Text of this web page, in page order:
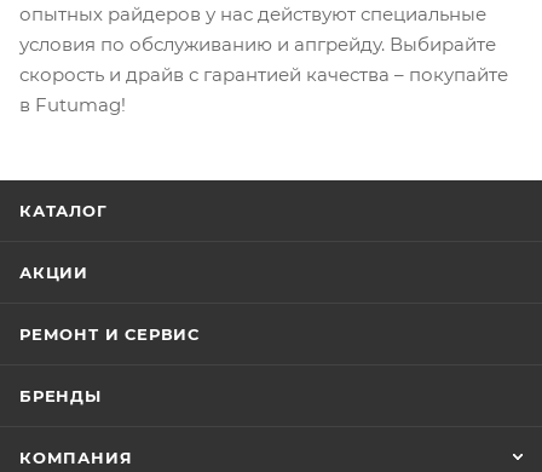
опытных райдеров у нас действуют специальные
условия по обслуживанию и апгрейду. Выбирайте
скорость и драйв с гарантией качества – покупайте
в Futumag!
КАТАЛОГ
АКЦИИ
РЕМОНТ И СЕРВИС
БРЕНДЫ
КОМПАНИЯ